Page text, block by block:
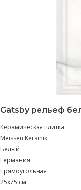
Gatsby рельеф
Керамическая плитка
Meissen Keramik
Белый
Германия
прямоугольная
25x75 см.